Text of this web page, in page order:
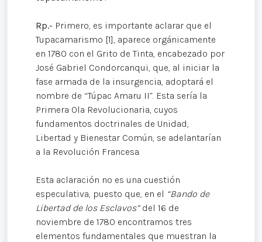
Rp.- Primero, es importante aclarar que el
Tupacamarismo [1], aparece orgánicamente
en 1780 con el Grito de Tinta, encabezado por
José Gabriel Condorcanqui, que, al iniciar la
fase armada de la insurgencia, adoptará el
nombre de “Túpac Amaru II”. Esta sería la
Primera Ola Revolucionaria, cuyos
fundamentos doctrinales de Unidad,
Libertad y Bienestar Común, se adelantarían
a la Revolución Francesa.
Esta aclaración no es una cuestión
especulativa, puesto que, en el “Bando de
Libertad de los Esclavos”del 16 de
noviembre de 1780 encontramos tres
elementos fundamentales que muestran la